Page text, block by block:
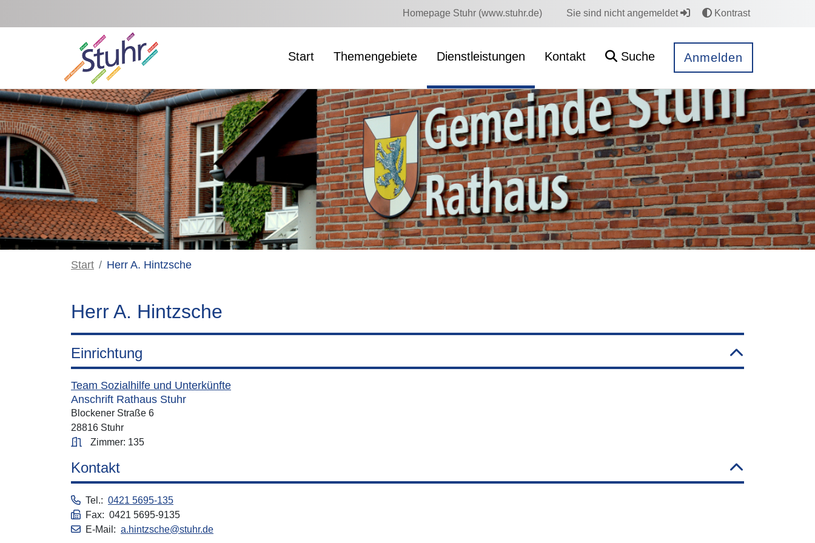
Homepage Stuhr (www.stuhr.de) Sie sind nicht angemeldet Kontrast
Start Themengebiete Dienstleistungen Kontakt Suche Anmelden
Start Herr A. Hintzsche
Herr A. Hintzsche
Einrichtung
Team Sozialhilfe und Unterkünfte
Anschrift Rathaus Stuhr
Blockener Straße 6
28816 Stuhr
Zimmer: 135
Kontakt
Tel.: 0421 5695-135
Fax: 0421 5695-9135
E-Mail: a.hintzsche@stuhr.de